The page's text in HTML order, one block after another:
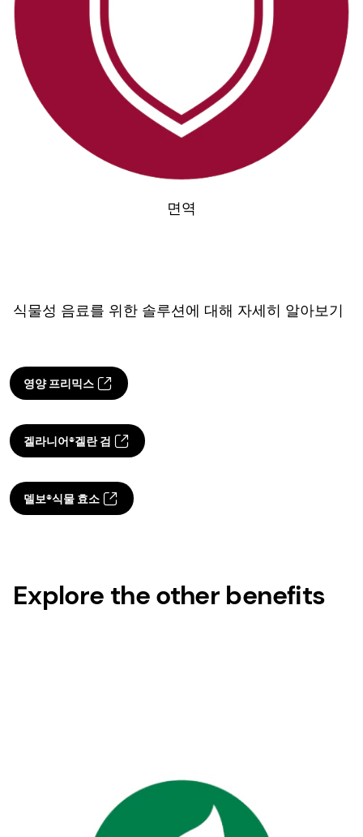
면역
식물성 음료를 위한 솔루션에 대해 자세히 알아보기
영양 프리믹스
겔라니어®겔란 검
델보®식물 효소
Explore the other benefits